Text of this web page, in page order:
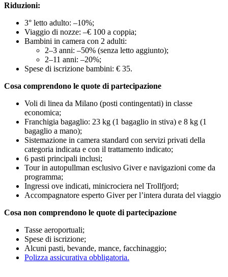
Riduzioni:
3° letto adulto: –10%;
Viaggio di nozze: –€ 100 a coppia;
Bambini in camera con 2 adulti:
2–3 anni: –50% (senza letto aggiunto);
2–11 anni: –20%;
Spese di iscrizione bambini: € 35.
Cosa comprendono le quote di partecipazione
Voli di linea da Milano (posti contingentati) in classe
economica;
Franchigia bagaglio: 23 kg (1 bagaglio in stiva) e 8 kg (1
bagaglio a mano);
Sistemazione in camera standard con servizi privati della
categoria indicata e con il trattamento indicato;
6 pasti principali inclusi;
Tour in autopullman esclusivo Giver e navigazioni come da
programma;
Ingressi ove indicati, minicrociera nel Trollfjord;
Accompagnatore esperto Giver per l’intera durata del viaggio
Cosa non comprendono le quote di partecipazione
Tasse aeroportuali;
Spese di iscrizione;
Alcuni pasti, bevande, mance, facchinaggio;
Polizza assicurativa obbligatoria.